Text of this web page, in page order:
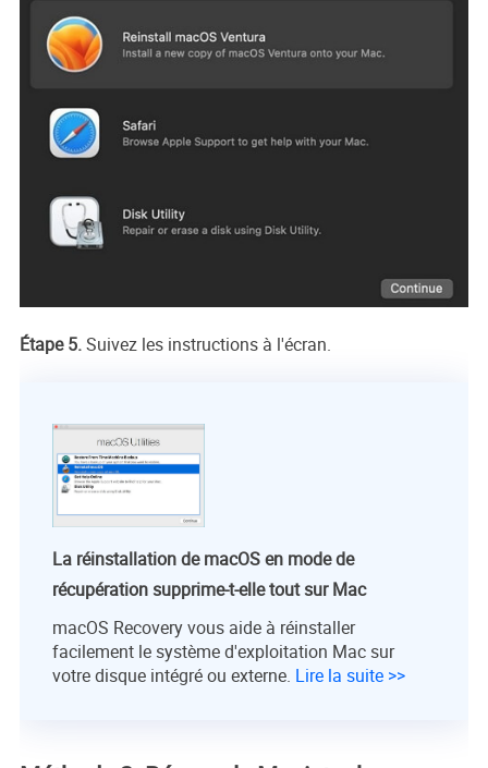
Étape 5.Suivez les instructions à l'écran.
La réinstallation de macOS en mode de
récupération supprime-t-elle tout sur Mac
macOS Recovery vous aide à réinstaller
facilement le système d'exploitation Mac sur
votre disque intégré ou externe. Lire la suite >>